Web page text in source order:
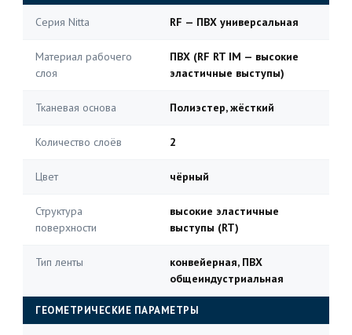
Серия Nitta RF — ПВХ универсальная
Материал рабочего
слоя
ПВХ (RF RT IM — высокие
эластичные выступы)
Тканевая основа Полиэстер, жёсткий
Количество слоёв 2
Цвет чёрный
Структура
поверхности
высокие эластичные
выступы (RT)
Тип ленты
конвейерная, ПВХ
общеиндустриальная
ГЕОМЕТРИЧЕСКИЕ ПАРАМЕТРЫ